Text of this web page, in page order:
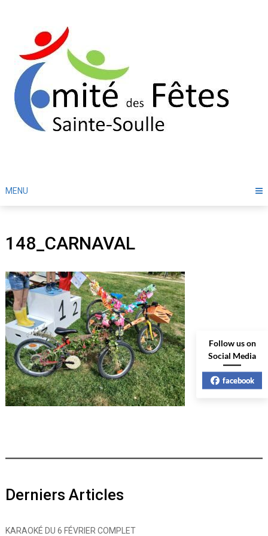
MENU
148_CARNAVAL
Derniers Articles
KARAOKÉ DU 6 FÉVRIER COMPLET
Follow us on
Social Media
facebook